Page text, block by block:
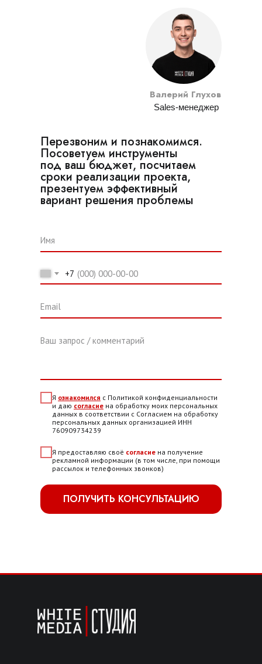
Sales-менеджер
Перезвоним и познакомимся.
Посоветуем инструменты
под ваш бюджет, посчитаем
сроки реализации проекта,
презентуем эффективный
вариант решения проблемы
Имя
+7
Email
Ваш запрос / комментарий
Я ознакомился с Политикой конфиденциальности
и даю согласие на обработку моих персональных
данных в соответствии с Согласием на обработку
персональных данных организацией ИНН
760909734239
Я предоставляю своё согласие на получение
рекламной информации (в том числе, при помощи
рассылок и телефонных звонков)
ПОЛУЧИТЬ КОНСУЛЬТАЦИЮ
Валерий Глухов